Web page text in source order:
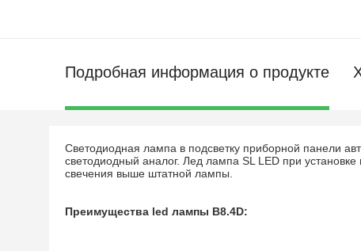
Подробная информация о продукте
Светодиодная лампа в подсветку приборной панели
светодиодный аналог. Лед лампа SL LED при
свечения выше штатной лампы.
Преимущества led лампы B8.4D: